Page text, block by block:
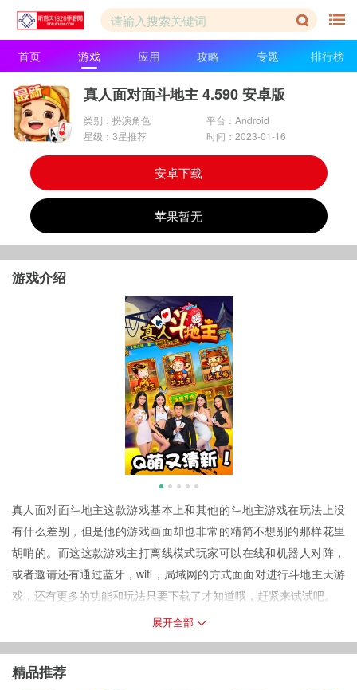
首页 游戏 应用 攻略 专题 排行榜
真人面对面斗地主 4.590 安卓版
类别：扮演角色
平台：Android
星级：3星推荐
时间：2023-01-16
安卓下载
苹果暂无
游戏介绍
真人面对面斗地主这款游戏基本上和其他的斗地主游戏在玩法上没
有什么差别，但是他的游戏画面却也非常的精简不想别的那样花里
胡哨的。而这这款游戏主打离线模式玩家可以在线和机器人对阵，
或者邀请还有通过蓝牙，wifi，局域网的方式面面对进行斗地主天游
戏，还有更多的功能和玩法只要下载了才知道哦，赶紧来试试吧。
择关卡;
2、支持真人面对面进行联机对战，玩家可以通过蓝牙，wifi，局域
展开全部
精品推荐